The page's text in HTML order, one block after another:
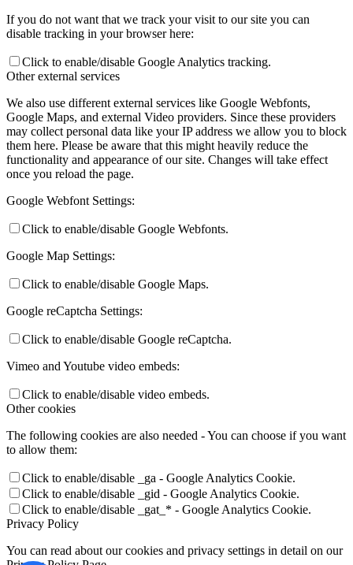
If you do not want that we track your visit to our site you can
disable tracking in your browser here:
Click to enable/disable Google Analytics tracking.
Other external services
We also use different external services like Google Webfonts,
Google Maps, and external Video providers. Since these providers
may collect personal data like your IP address we allow you to block
them here. Please be aware that this might heavily reduce the
functionality and appearance of our site. Changes will take effect
once you reload the page.
Google Webfont Settings:
Click to enable/disable Google Webfonts.
Google Map Settings:
Click to enable/disable Google Maps.
Google reCaptcha Settings:
Click to enable/disable Google reCaptcha.
Vimeo and Youtube video embeds:
Click to enable/disable video embeds.
Other cookies
The following cookies are also needed - You can choose if you want
to allow them:
Click to enable/disable _ga - Google Analytics Cookie.
Click to enable/disable _gid - Google Analytics Cookie.
Click to enable/disable _gat_* - Google Analytics Cookie.
Privacy Policy
You can read about our cookies and privacy settings in detail on our